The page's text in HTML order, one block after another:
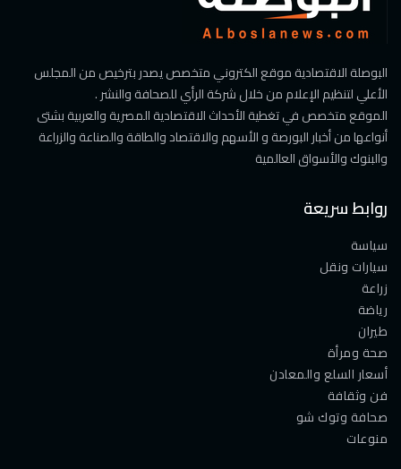
البوصلة الاقتصادية موقع الكتروني متخصص يصدر بترخيص من المجلس
الأعلي لتنظيم الإعلام من خلال شركة الرأي للصحافة والنشر .
الموقع متخصص في تغطية الأحداث الاقتصادية المصرية والعربية بشتى
أنواعها من أخبار البورصة و الأسهم والاقتصاد والطاقة والصناعة والزراعة
والبنوك والأسواق العالمية
روابط سريعة
سياسة
سيارات ونقل
زراعة
رياضة
طيران
صحة ومرأة
أسعار السلع والمعادن
فن وثقافة
صحافة وتوك شو
منوعات